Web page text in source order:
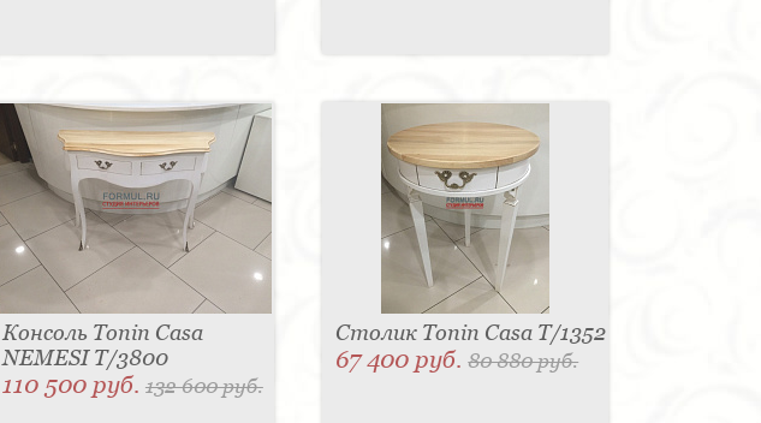
Консоль Tonin Casa
NEMESI T/3800
110 500 руб. 132 600 руб.
Столик Tonin Casa T/1352
67 400 руб.80 880 руб.